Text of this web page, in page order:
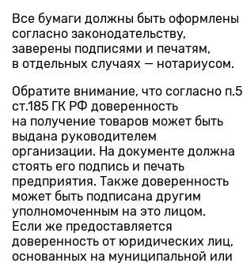
Все бумаги должны быть оформлены
согласно законодательству,
заверены подписями и печатям,
в отдельных случаях — нотариусом.
Обратите внимание, что согласно п.5
ст.185 ГК РФ доверенность
на получение товаров может быть
выдана руководителем
организации. На документе должна
стоять его подпись и печать
предприятия. Также доверенность
может быть подписана другим
уполномоченным на это лицом.
Если же предоставляется
доверенность от юридических лиц,
основанных на муниципальной или